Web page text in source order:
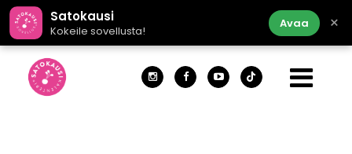
Satokausi
Kokeile sovellusta!
Avaa ×